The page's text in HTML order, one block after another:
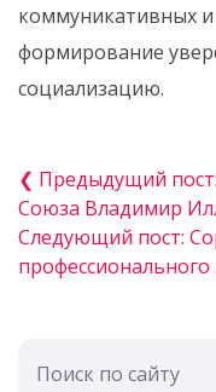
коммуникативных
формирование
социализацию.
❮ Предыдущий
Союза Владимир
Следующий пост: